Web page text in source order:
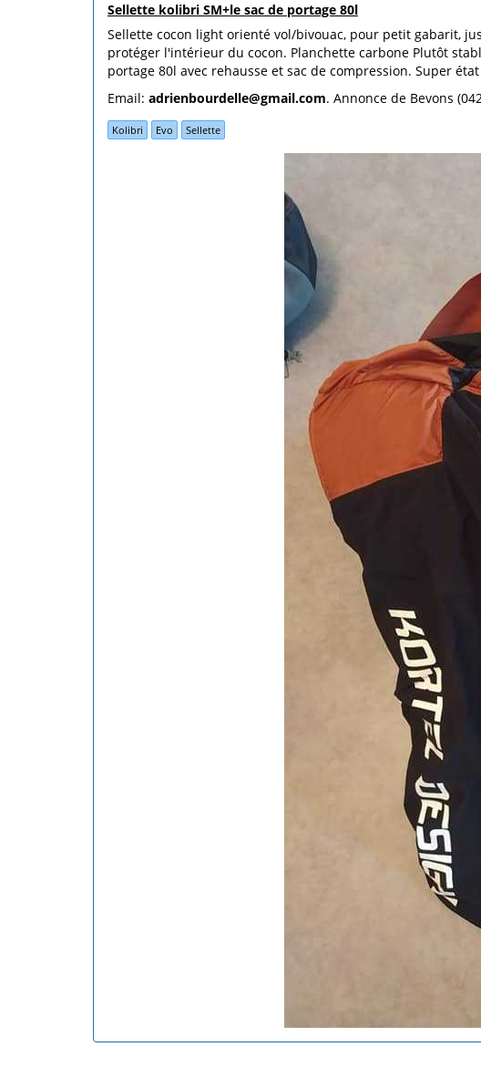
Sellette kolibri SM+le sac de portage 80l
Sellette cocon light orienté vol/bivouac, pour petit gabarit,
protéger l'intérieur du cocon. Planchette carbone Plutôt
portage 80l avec rehausse et sac de compression. Super
Email: adrienbourdelle@gmail.com. Annonce de Bevons
Kolibri Evo Sellette